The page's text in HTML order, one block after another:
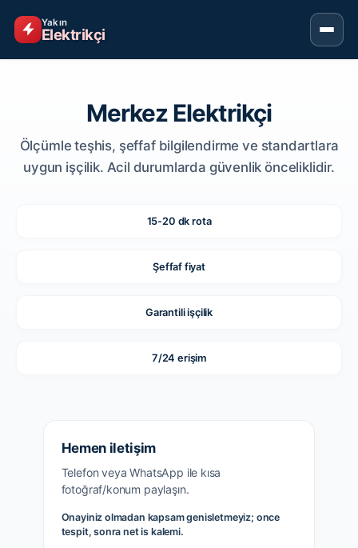
Yakın
Elektrikçi
Merkez Elektrikçi
Ölçümle teşhis, şeffaf bilgilendirme ve standartlara
uygun işçilik. Acil durumlarda güvenlik önceliklidir.
15-20 dk rota
Şeffaf fiyat
Garantili işçilik
7/24 erişim
Hemen iletişim
Telefon veya WhatsApp ile kısa
fotoğraf/konum paylaşın.
Onayiniz olmadan kapsam genisletmeyiz; once
tespit, sonra net is kalemi.